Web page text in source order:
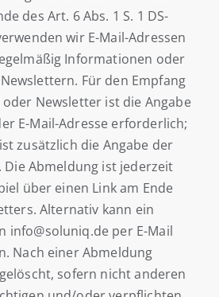
des Art. 6 Abs. 1 S. 1 DS-
wir E-Mail-Adressen
Informationen oder
Für den Empfang
Newsletter ist die Angabe
E-Mail-Adresse erforderlich;
zusätzlich die Angabe der
Abmeldung ist jederzeit
über einen Link am Ende
Alternativ kann ein
info@soluniq.de per E-Mail
Nach einer Abmeldung
sofern nicht anderen